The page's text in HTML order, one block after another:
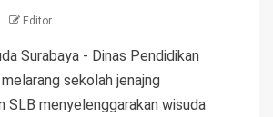
Editor
Surabaya - Dinas Pendidikan
sekolah jenajng
SLB menyelenggarakan wisuda